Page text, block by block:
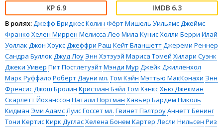
6.9 6.3
В ролях:Джефф БриджесКолин ФёртМишель УильямсДжеймс
Франко Хелен Миррен Мелисса Лео Мила КунисХолли Берри Илай
Уоллак Джон ХоуксДжеффри Раш Кейт БланшеттДжереми Реннер
Сандра Буллок Джуд ЛоуЭнн Хэтэуэй Мариса Томей Хилари Суэнк
Джеки Уивер Пит ПостлетуэйтМэнди Мур Джейк Джилленхол
Марк Руффало Роберт Дауни мл. Том Кэйн Мэттью МакКонахи Энн
ФренсисДжош Бролин Кристиан Бэйл Том ХэнксХью Джекман
Скарлетт Йоханссон Натали Портман Хавьер Бардем Николь
Кидман Эми АдамсЛуис Госсет мл. Гвинет ПэлтроуАннетт Бенинг
Тони КертисКирк ДугласХелена Бонем Картер Лесли Нильсен Риз